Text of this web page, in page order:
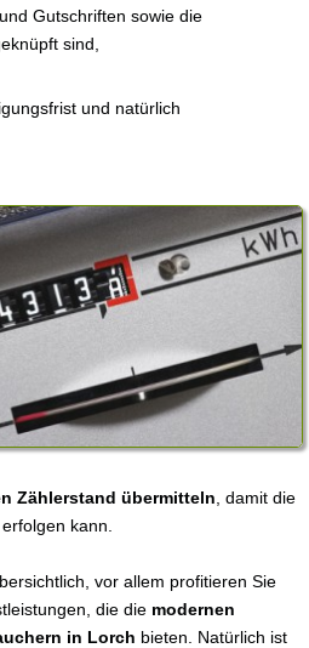
Gutschriften sowie die
sind,
und natürlich
Zählerstand übermitteln , damit die
kann.
vor allem profitieren Sie
die die modernen
in Lorch bieten. Natürlich ist